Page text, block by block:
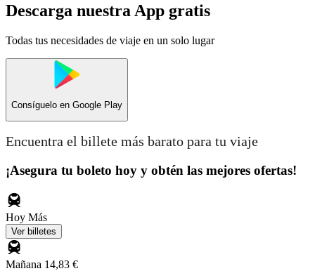
Descarga nuestra App gratis
Todas tus necesidades de viaje en un solo lugar
Consíguelo en Google Play
Encuentra el billete más barato para tu viaje
¡Asegura tu boleto hoy y obtén las mejores ofertas!
Hoy Más
Ver billetes
Mañana 14,83 €